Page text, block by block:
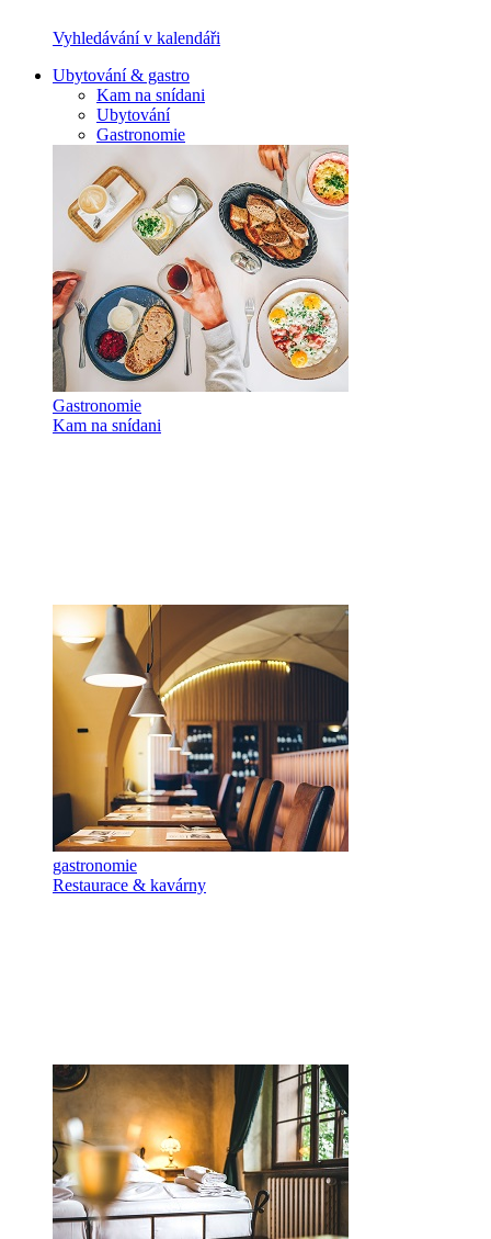
Vyhledávání v kalendáři
Ubytování & gastro
Kam na snídani
Ubytování
Gastronomie
Gastronomie
Kam na snídani
gastronomie
Restaurace & kavárny